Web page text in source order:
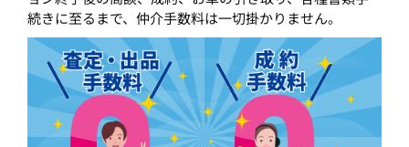
続きに至るまで、仲介手数料は一切掛かりません。